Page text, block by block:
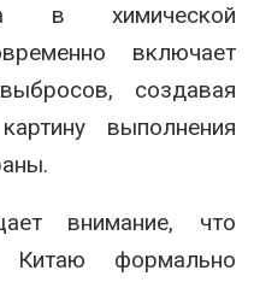
в химической
включает
создавая
выполнения
внимание, что
Китаю формально